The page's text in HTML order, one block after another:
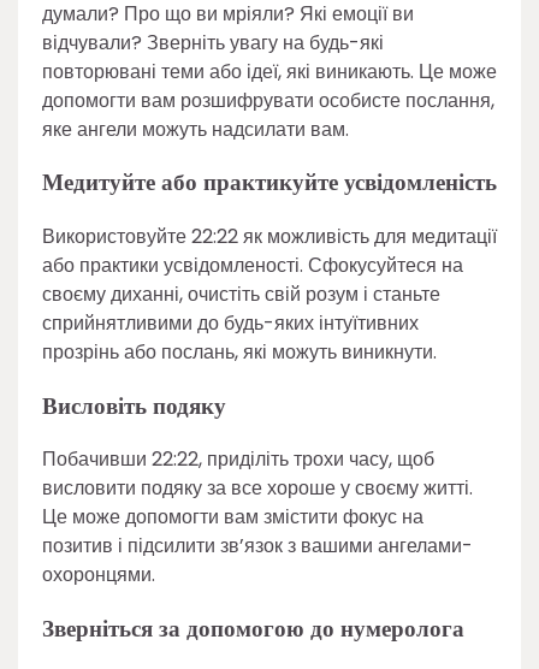
думали? Про що ви мріяли? Які емоції ви
відчували? Зверніть увагу на будь-які
повторювані теми або ідеї, які виникають. Це може
допомогти вам розшифрувати особисте послання,
яке ангели можуть надсилати вам.
Медитуйте або практикуйте усвідомленість
Використовуйте 22:22 як можливість для медитації
або практики усвідомленості. Сфокусуйтеся на
своєму диханні, очистіть свій розум і станьте
сприйнятливими до будь-яких інтуїтивних
прозрінь або послань, які можуть виникнути.
Висловіть подяку
Побачивши 22:22, приділіть трохи часу, щоб
висловити подяку за все хороше у своєму житті.
Це може допомогти вам змістити фокус на
позитив і підсилити зв’язок з вашими ангелами-
охоронцями.
Зверніться за допомогою до нумеролога